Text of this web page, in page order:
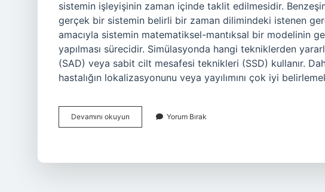
sistemin işleyişinin zaman içinde taklit edilmesidir.
gerçek bir sistemin belirli bir zaman dilimindeki istenen
amacıyla sistemin matematiksel-mantıksal bir modelinin
yapılması sürecidir. Simülasyonda hangi tekniklerden
(SAD) veya sabit cilt mesafesi teknikleri (SSD) kullanır.
hastalığın lokalizasyonunu veya yayılımını çok iyi
Devamını okuyun
Durumlarda
Yorum Bırak